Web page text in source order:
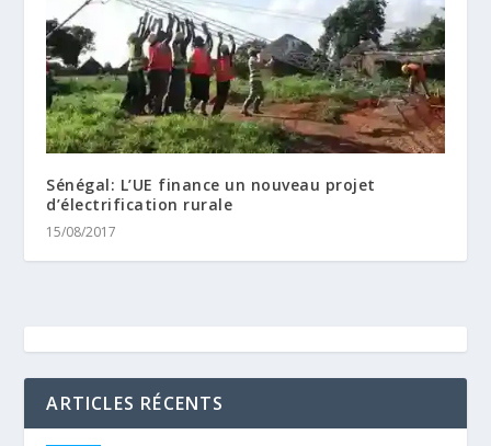
Sénégal: L’UE finance un nouveau projet
d’électrification rurale
15/08/2017
ARTICLES RÉCENTS